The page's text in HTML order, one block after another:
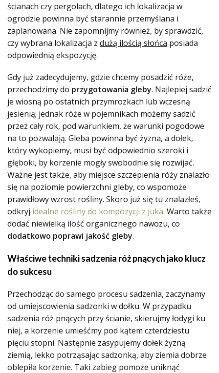
ścianach czy pergolach, dlatego ich lokalizacja w
ogrodzie powinna być starannie przemyślana i
zaplanowana. Nie zapomnijmy również, by sprawdzić,
czy wybrana lokalizacja z dużą ilością słońca posiada
odpowiednią ekspozycję.
Gdy już zadecydujemy, gdzie chcemy posadzić róże,
przechodzimy do przygotowania gleby. Najlepiej sadzić
je wiosną po ostatnich przymrozkach lub wczesną
jesienią; jednak róże w pojemnikach możemy sadzić
przez cały rok, pod warunkiem, że warunki pogodowe
na to pozwalają. Gleba powinna być żyzna, a dołek,
który wykopiemy, musi być odpowiednio szeroki i
głęboki, by korzenie mogły swobodnie się rozwijać.
Ważne jest także, aby miejsce szczepienia róży znalazło
się na poziomie powierzchni gleby, co wspomoże
prawidłowy wzrost rośliny. Skoro już się tu znalazłeś,
odkryj idealne rośliny do kompozycji z juka. Warto także
dodać niewielką ilość organicznego nawozu, co
dodatkowo poprawi jakość gleby.
Właściwe techniki sadzenia róż pnących jako klucz
do sukcesu
Przechodząc do samego procesu sadzenia, zaczynamy
od umiejscowienia sadzonki w dołku. W przypadku
sadzenia róż pnących przy ścianie, skierujmy łodygi ku
niej, a korzenie umieśćmy pod kątem czterdziestu
pięciu stopni. Następnie zasypujemy dołek żyzną
ziemią, lekko potrząsając sadzonką, aby ziemia dobrze
oblepiła korzenie. Taki zabieg pomoże uniknąć